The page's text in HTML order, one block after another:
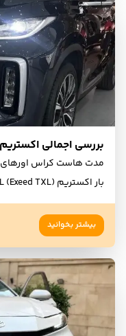
مدت هاست کراس اورهای
بار اکستریم TXL (Exeed TXL) هم یکی از ک
بیشتر بخوانید